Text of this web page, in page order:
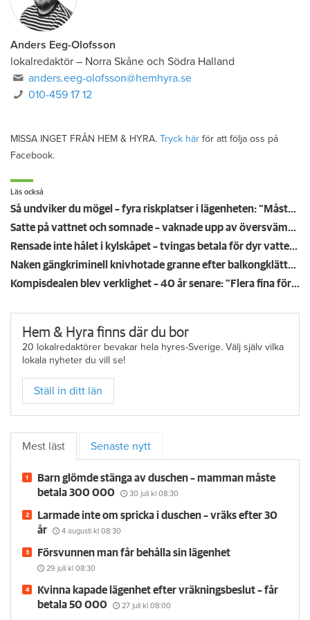
Anders Eeg-Olofsson
lokalredaktör – Norra Skåne och Södra Halland
anders.eeg-olofsson@hemhyra.se
010-459 17 12
MISSA INGET FRÅN HEM & HYRA. Tryck här för att följa oss på
Facebook.
Läs också
Så undviker du mögel – fyra riskplatser i lägenheten: ”Måste städa bort”
Satte på vattnet och somnade – vaknade upp av översvämning hos grannen
Rensade inte hålet i kylskåpet – tvingas betala för dyr vattenskada
Naken gängkriminell knivhotade granne efter balkongklättring
Kompisdealen blev verklighet – 40 år senare: "Flera fina fördelar med att dela bostad"
Hem & Hyra finns där du bor
20 lokalredaktörer bevakar hela hyres-Sverige. Välj själv vilka
lokala nyheter du vill se!
Ställ in ditt län
Mest läst Senaste nytt
Barn glömde stänga av duschen – mamman måste
betala 300 000
30 juli kl 08:30
Larmade inte om spricka i duschen – vräks efter 30
år
4 augusti kl 08:30
Försvunnen man får behålla sin lägenhet
29 juli kl 08:30
Kvinna kapade lägenhet efter vräkningsbeslut – får
betala 50 000
27 juli kl 08:00